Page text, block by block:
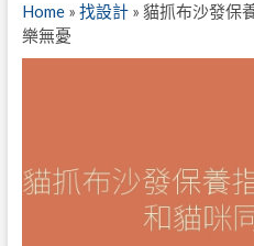
Home» 找設計» 貓抓布沙發保
樂無憂